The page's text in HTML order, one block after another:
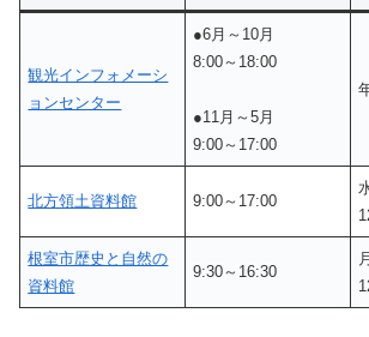
観光インフォメーシ
ョンセンター
●6月～10月
8:00～18:00
●11月～5月
9:00～17:00
北方領土資料館 9:00～17:00
根室市歴史と自然の
資料館
9:30～16:30